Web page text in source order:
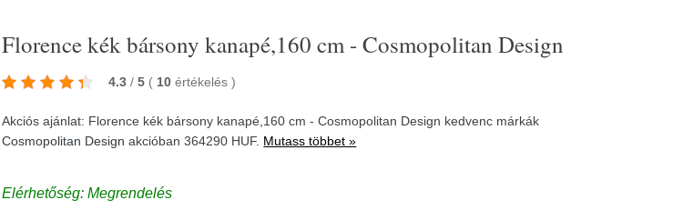
Florence kék bársony kanapé,160 cm - Cosmopolitan Design
4.3 / 5 ( 10 értékelés)
Akciós ajánlat: Florence kék bársony kanapé,160 cm - Cosmopolitan Design kedvenc márkák
Cosmopolitan Design akcióban 364290 HUF. Mutass többet »
Elérhetőség: Megrendelés